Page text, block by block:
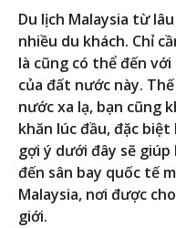
Du lịch Malaysia từ
nhiều du khách. Chỉ
là cũng có thể đến
của đất nước này.
nước xa lạ, bạn cũng
khăn lúc đầu, đặc
gợi ý dưới đây sẽ
đến sân bay quốc tế
Malaysia, nơi được
giới.